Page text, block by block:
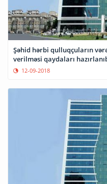
Şəhid hərbi qulluqçuların
verilməsi qaydaları
12-09-2018